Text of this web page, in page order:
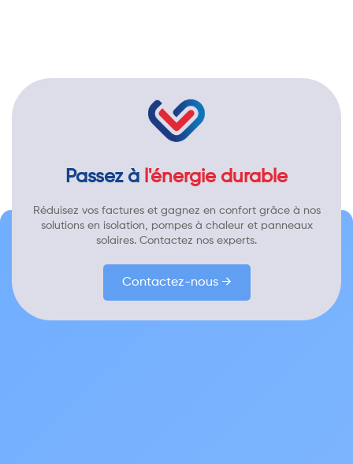
Passez à l'énergie durable
Réduisez vos factures et gagnez en confort grâce à nos
solutions en isolation, pompes à chaleur et panneaux
solaires. Contactez nos experts.
Contactez-nous →